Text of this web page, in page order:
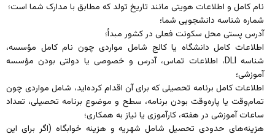
نام کامل و اطلاعات هویتی مانند تاریخ تولد که مطابق با مدارک شما است؛
شماره شناسه دانشجویی شما؛
آدرس پستی محل سکونت فعلی در کشور مبدأ؛
اطلاعات کامل دانشگاه یا کالج شامل مواردی چون نام کامل مؤسسه،
شناسه DLI، اطلاعات تماس، آدرس و خصوصی یا دولتی بودن مؤسسه
آموزشی؛
اطلاعات کامل برنامه تحصیلی که برای آن اقدام کرده‌اید،‌ شامل مواردی چون
تمام‌وقت یا پاره‌وقت بودن برنامه، سطح و موضوع برنامه تحصیلی، تعداد
ساعات آموزشی در هفته، کارآموزی یا نیاز به همکاری؛
هزینه‌های حدودی تحصیل شامل شهریه و هزینه خوابگاه (اگر برای این